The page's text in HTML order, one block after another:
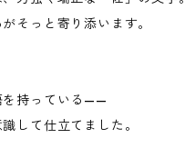
そっと寄り添います。
を持っている——
して仕立てました。